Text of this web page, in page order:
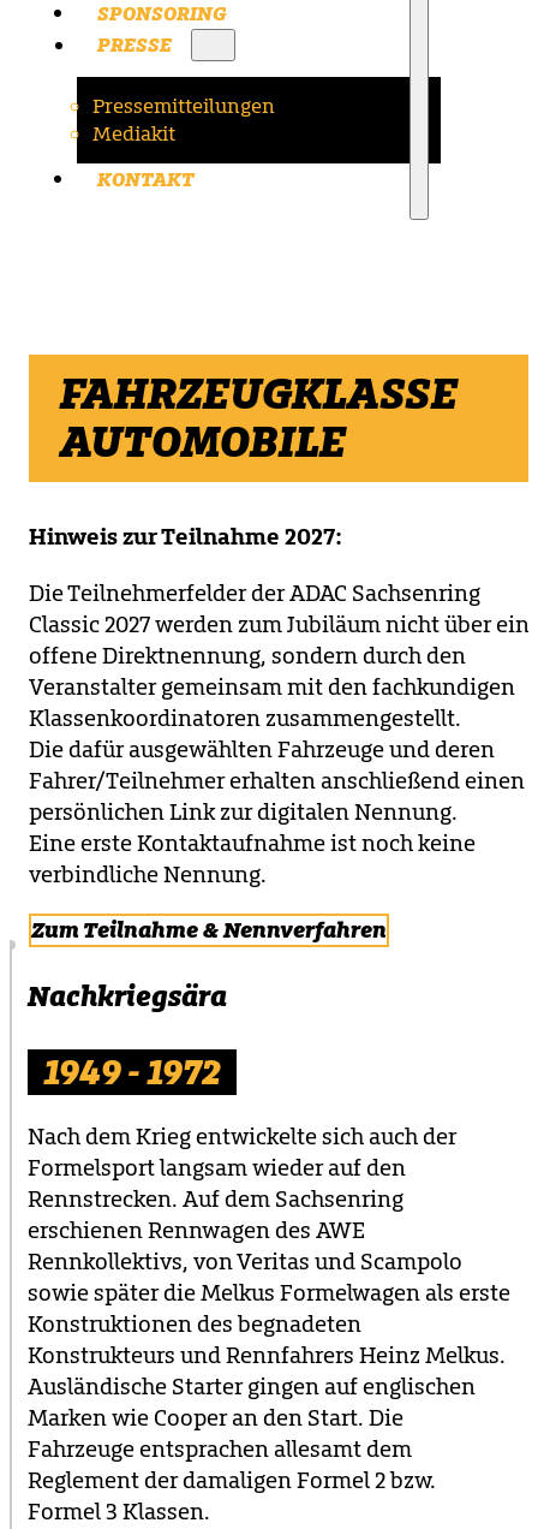
SPONSORING
PRESSE
Pressemitteilungen
Mediakit
KONTAKT
FAHRZEUGKLASSE
AUTOMOBILE
Hinweis zur Teilnahme 2027:
Die Teilnehmerfelder der ADAC Sachsenring
Classic 2027 werden zum Jubiläum nicht über
offene Direktnennung, sondern durch den
Veranstalter gemeinsam mit den fachkundigen
Klassenkoordinatoren zusammengestellt.
Die dafür ausgewählten Fahrzeuge und deren
Fahrer/Teilnehmer erhalten anschließend einen
persönlichen Link zur digitalen Nennung.
Eine erste Kontaktaufnahme ist noch keine
verbindliche Nennung.
Zum Teilnahme & Nennverfahren
Nachkriegsära
1949 - 1972
Nach dem Krieg entwickelte sich auch der
Formelsport langsam wieder auf den
Rennstrecken. Auf dem Sachsenring
erschienen Rennwagen des AWE
Rennkollektivs, von Veritas und Scampolo
sowie später die Melkus Formelwagen als erste
Konstruktionen des begnadeten
Konstrukteurs und Rennfahrers Heinz Melkus.
Ausländische Starter gingen auf englischen
Marken wie Cooper an den Start. Die
Fahrzeuge entsprachen allesamt dem
Reglement der damaligen Formel 2 bzw.
Formel 3 Klassen.